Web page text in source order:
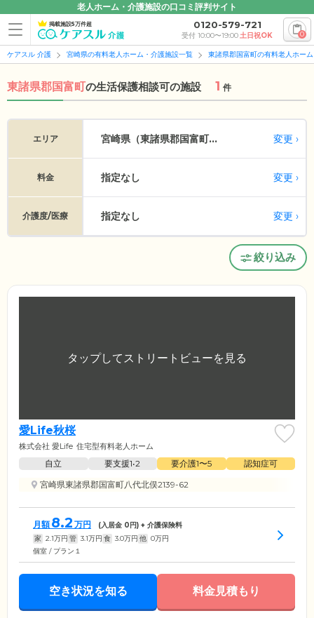
老人ホーム・介護施設の口コミ評判サイト
掲載施設5万件超 0120-579-721
受付 10:00〜19:00土日祝OK 0
ケアスル 介護 宮崎県の有料老人ホーム・介護施設一覧 東諸県郡国富町の有料老人ホー
東諸県郡国富町の生活保護相談可の施設 1 件
エリア 宮崎県（東諸県郡国富町... 変更
料金 指定なし 変更
介護度/医療 指定なし 変更
絞り込み
愛Life秋桜
株式会社 愛Life 住宅型有料老人ホーム
自立 要支援1•2 要介護1〜5
認知症可
宮崎県東諸県郡国富町八代北俣2139-62
月額 8.2 万円 (入居金 0円) + 介護保険料
家 2.1万円 管 3.1万円 食 3.0万円 他 0万円
個室 / プラン１
空き状況を知る 料金見積もり